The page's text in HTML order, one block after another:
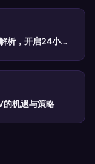
析，开启24小时
机遇与策略